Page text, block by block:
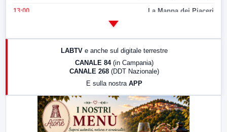
13:00 La Mappa dei Piaceri
LabNews (replica)
LABTV e anche sul digitale terrestre
CANALE 84 (in Campania)
CANALE 268 (DDT Nazionale)
E sulla nostra APP